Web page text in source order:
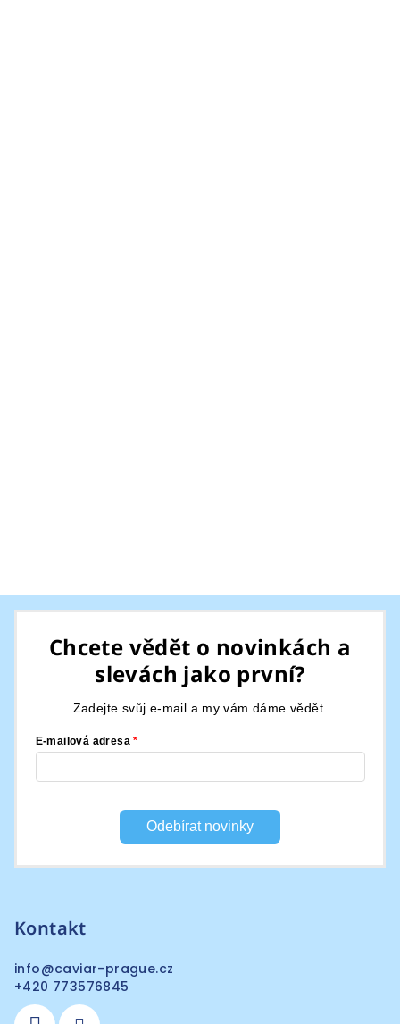
Chcete vědět o novinkách a
slevách jako první?
Zadejte svůj e-mail a my vám dáme vědět.
E-mailová adresa
Odebírat novinky
Kontakt
info@caviar-prague.cz
+420 773576845